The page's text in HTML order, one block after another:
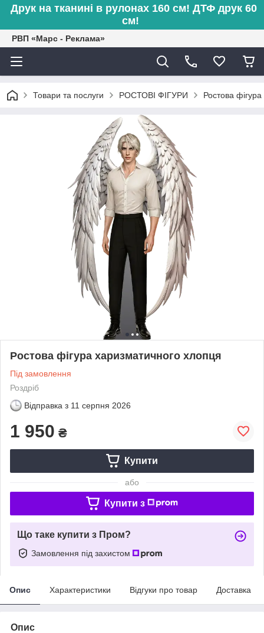
Друк на тканині в рулонах 160 см! ДТФ друк 60
см!
РВП «Марс - Реклама»
Товари та послуги РОСТОВІ ФІГУРИ Ростова
Ростова фігура харизматичного хлопця
Під замовлення
Роздріб
Відправка з 11 серпня 2026
1 950 ₴
Купити
або
Купити з
Що таке купити з Пром?
Замовлення під захистом
Опис Характеристики Відгуки про товар Доставка
Опис